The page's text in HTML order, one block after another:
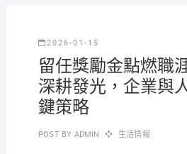
2026-01-15
留任獎勵金點燃職
深耕發光，企業與
鍵策略
POST BY ADMIN 生活情報